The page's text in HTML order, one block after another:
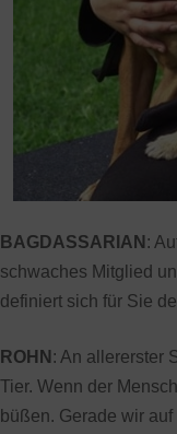
BAGDASSARIAN :
schwaches Mitglied
definiert sich für Sie
ROHN : An allererster
Tier. Wenn der
büßen. Gerade wir